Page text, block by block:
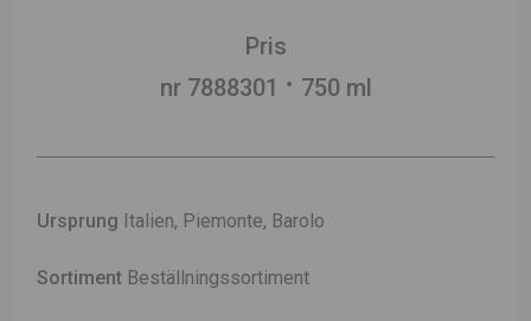
Pris
nr 7888301
750 ml
Ursprung Italien, Piemonte, Barolo
Sortiment Beställningssortiment